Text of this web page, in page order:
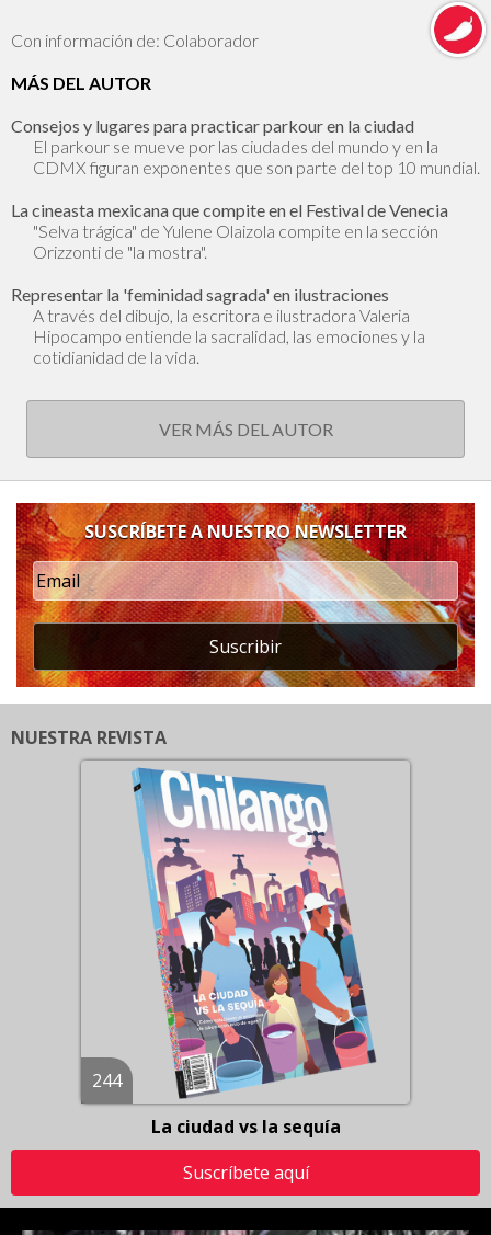
Con información de: Colaborador
MÁS DEL AUTOR
Consejos y lugares para practicar parkour en la ciudad
El parkour se mueve por las ciudades del mundo y en la
CDMX figuran exponentes que son parte del top 10 mundial.
La cineasta mexicana que compite en el Festival de Venecia
"Selva trágica" de Yulene Olaizola compite en la sección
Orizzonti de "la mostra".
Representar la 'feminidad sagrada' en ilustraciones
A través del dibujo, la escritora e ilustradora Valeria
Hipocampo entiende la sacralidad, las emociones y la
cotidianidad de la vida.
VER MÁS DEL AUTOR
SUSCRÍBETE A NUESTRO NEWSLETTER
Suscribir
NUESTRA REVISTA
244
La ciudad vs la sequía
Suscríbete aquí